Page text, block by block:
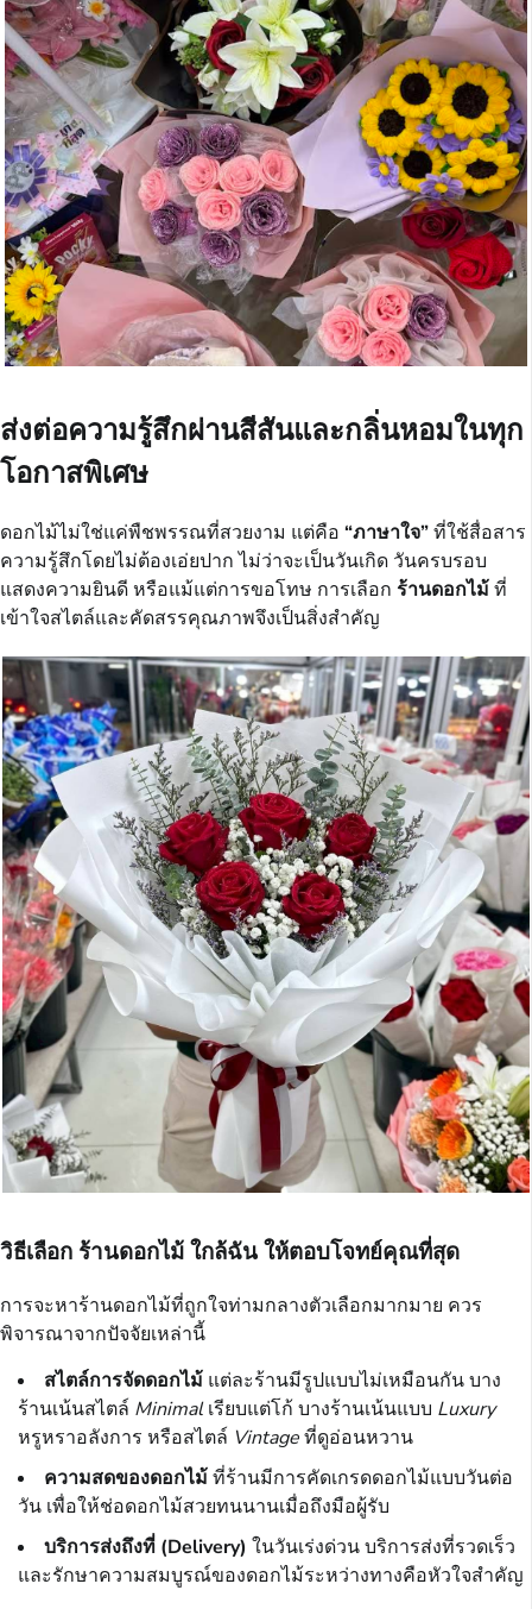
ส่งต่อความรู้สึกผ่านสีสันและกลิ่นหอมในทุก
โอกาสพิเศษ
ดอกไม้ไม่ใช่แค่พืชพรรณที่สวยงาม แต่คือ “ภาษาใจ”ที่ใช้สื่อสาร
ความรู้สึกโดยไม่ต้องเอ่ยปาก ไม่ว่าจะเป็นวันเกิด วันครบรอบ
แสดงความยินดี หรือแม้แต่การขอโทษ การเลือก ร้านดอกไม้ที่
เข้าใจสไตล์และคัดสรรคุณภาพจึงเป็นสิ่งสำคัญ
วิธีเลือก ร้านดอกไม้ ใกล้ฉันให้ตอบโจทย์คุณที่สุด
การจะหาร้านดอกไม้ที่ถูกใจท่ามกลางตัวเลือกมากมาย ควร
พิจารณาจากปัจจัยเหล่านี้
สไตล์การจัดดอกไม้ แต่ละร้านมีรูปแบบไม่เหมือนกัน บาง
ร้านเน้นสไตล์ Minimalเรียบแต่โก้ บางร้านเน้นแบบ Luxury
หรูหราอลังการ หรือสไตล์ Vintageที่ดูอ่อนหวาน
ความสดของดอกไม้ที่ร้านมีการคัดเกรดดอกไม้แบบวันต่อ
วัน เพื่อให้ช่อดอกไม้สวยทนนานเมื่อถึงมือผู้รับ
บริการส่งถึงที่ (Delivery) ในวันเร่งด่วน บริการส่งที่รวดเร็ว
และรักษาความสมบูรณ์ของดอกไม้ระหว่างทางคือหัวใจสำคัญ